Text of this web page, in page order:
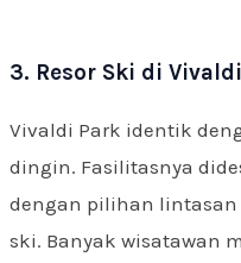
3. Resor Ski di
Vivaldi Park identik
dingin. Fasilitasnya
dengan pilihan lintasan
ski. Banyak wisatawan